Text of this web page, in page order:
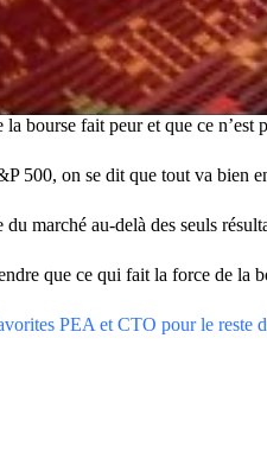
bourse fait peur et que ce
500, on se dit que tout va bien
marché au-delà des seuls
que ce qui fait la force de la
PEA et CTO pour le reste